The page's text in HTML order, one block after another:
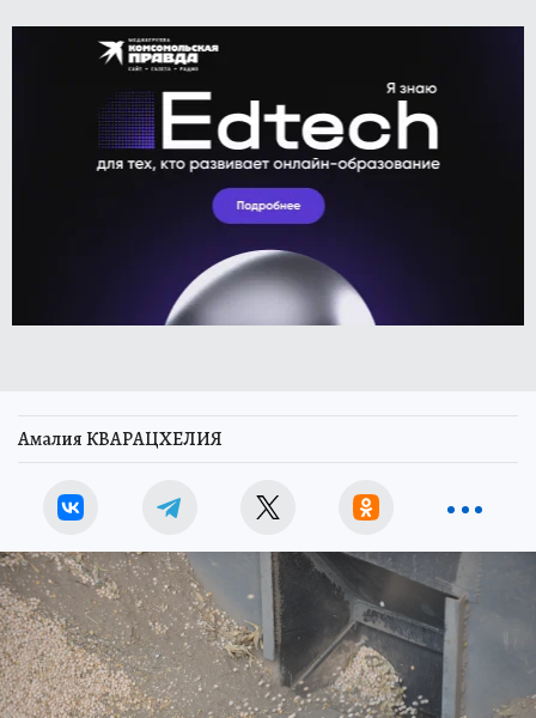
Амалия КВАРАЦХЕЛИЯ